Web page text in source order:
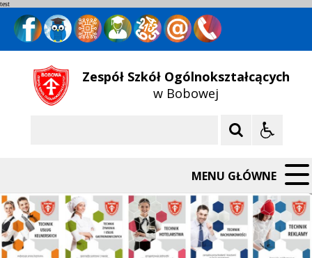
test
Zespół Szkół Ogólnokształcących
w Bobowej
MENU GŁÓWNE